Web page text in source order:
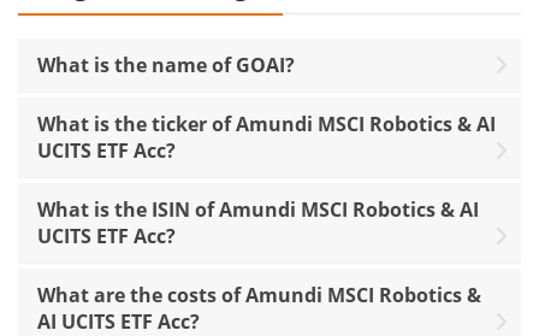
What is the name of GOAI?
What is the ticker of Amundi MSCI Robotics & AI
UCITS ETF Acc?
What is the ISIN of Amundi MSCI Robotics & AI
UCITS ETF Acc?
What are the costs of Amundi MSCI Robotics &
AI UCITS ETF Acc?